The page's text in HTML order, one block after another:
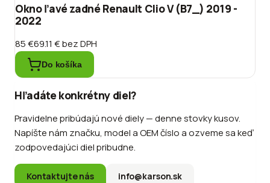
Okno ľavé zadné Renault Clio V (B7_) 2019 -
2022
85 €69.11 €bez DPH
Do košíka
Hľadáte konkrétny diel?
Pravidelne pribúdajú nové diely — denne stovky kusov.
Napíšte nám značku, model a OEM číslo a ozveme sa keď
zodpovedajúci diel pribudne.
Kontaktujte nás info@karson.sk